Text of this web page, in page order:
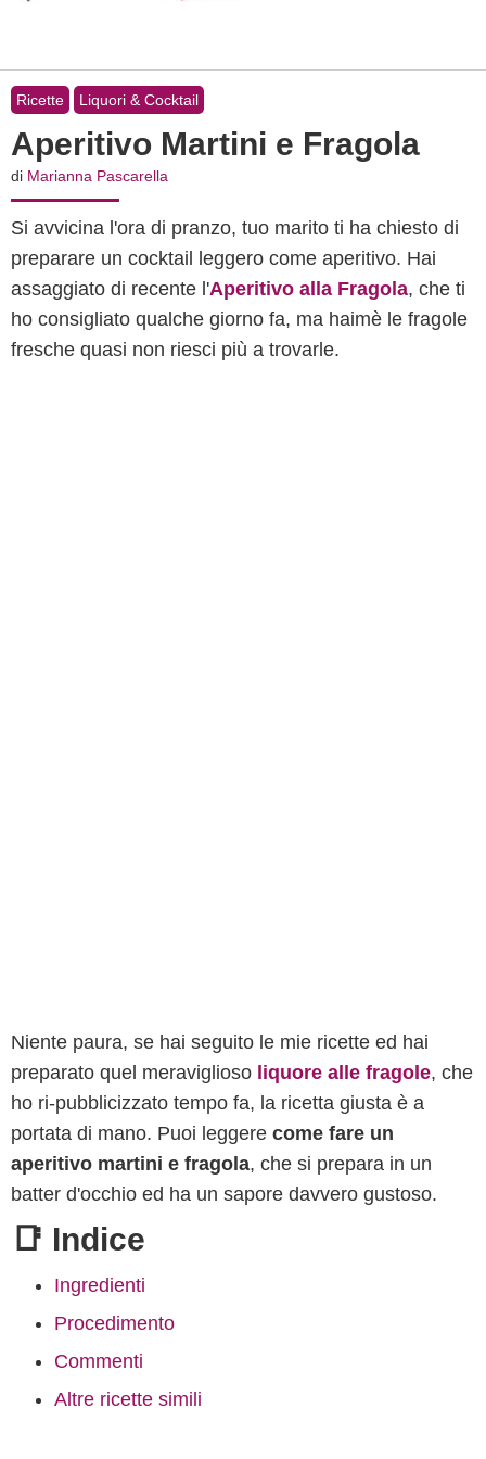
Ricette Liquori & Cocktail
Aperitivo Martini e Fragola
di Marianna Pascarella
Si avvicina l'ora di pranzo, tuo marito ti ha chiesto di
preparare un cocktail leggero come aperitivo. Hai
assaggiato di recente l'Aperitivo alla Fragola, che ti
ho consigliato qualche giorno fa, ma haimè le fragole
fresche quasi non riesci più a trovarle.
Niente paura, se hai seguito le mie ricette ed hai
preparato quel meraviglioso liquore alle fragole, che
ho ri-pubblicizzato tempo fa, la ricetta giusta è a
portata di mano. Puoi leggere come fare un
aperitivo martini e fragola, che si prepara in un
batter d'occhio ed ha un sapore davvero gustoso.
📑 Indice
Ingredienti
Procedimento
Commenti
Altre ricette simili